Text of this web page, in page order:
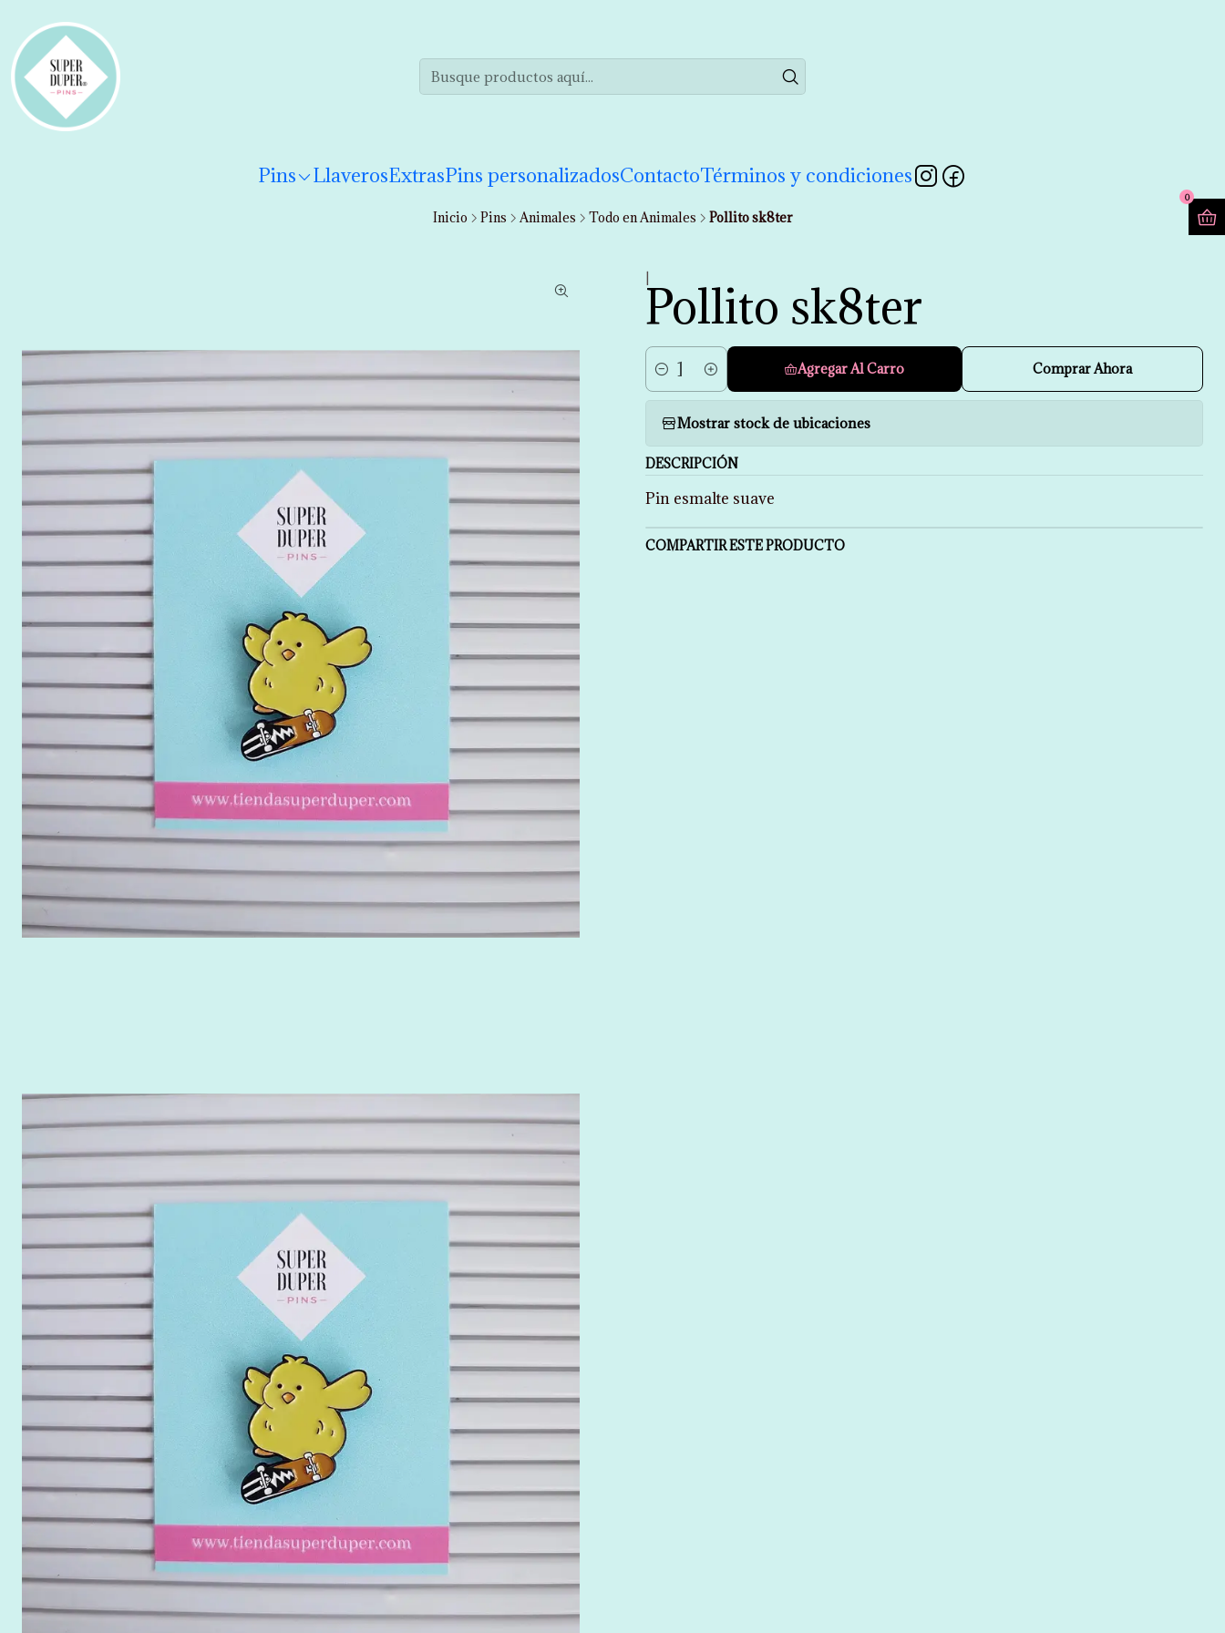
Pins LlaverosExtrasPins personalizadosContactoTérminos y condiciones
0
Inicio Pins Animales Todo en Animales Pollito sk8ter
Pollito sk8ter
Cantidad
Agregar Al Carro Comprar Ahora
Mostrar stock de ubicaciones
DESCRIPCIÓN
Pin esmalte suave
COMPARTIR ESTE PRODUCTO